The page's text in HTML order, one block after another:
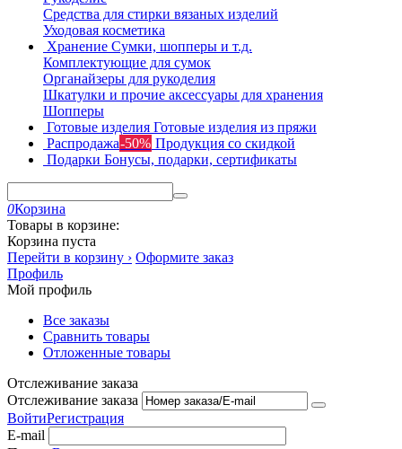
Средства для стирки вязаных изделий
Уходовая косметика
Хранение Сумки, шопперы и т.д.
Комплектующие для сумок
Органайзеры для рукоделия
Шкатулки и прочие аксессуары для хранения
Шопперы
Готовые изделия Готовые изделия из пряжи
Распродажа-50% Продукция со скидкой
Подарки Бонусы, подарки, сертификаты
0Корзина
Товары в корзине:
Корзина пуста
Перейти в корзину › Оформите заказ
Профиль
Мой профиль
Все заказы
Сравнить товары
Отложенные товары
Отслеживание заказа
Отслеживание заказа
ВойтиРегистрация
E-mail